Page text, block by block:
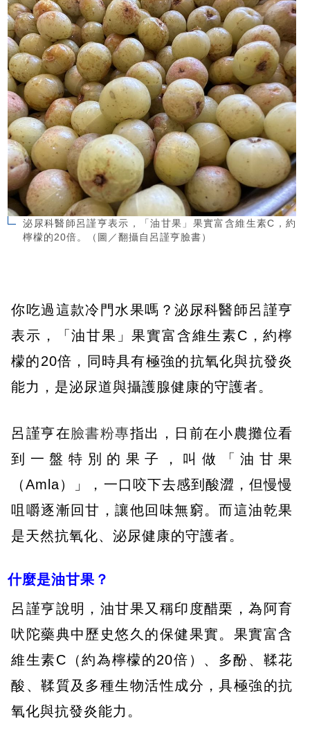
泌尿科醫師呂謹亨表示，「油甘果」果實富含維生素C，約
檸檬的20倍。（圖／翻攝自呂謹亨臉書）
你吃過這款冷門水果嗎？泌尿科醫師呂謹亨
表示，「油甘果」果實富含維生素C，約檸
檬的20倍，同時具有極強的抗氧化與抗發炎
能力，是泌尿道與攝護腺健康的守護者。
呂謹亨在臉書粉專指出，日前在小農攤位看
到一盤特別的果子，叫做「油甘果
（Amla）」，一口咬下去感到酸澀，但慢慢
咀嚼逐漸回甘，讓他回味無窮。而這油乾果
是天然抗氧化、泌尿健康的守護者。
什麼是油甘果？
呂謹亨說明，油甘果又稱印度醋栗，為阿育
吠陀藥典中歷史悠久的保健果實。果實富含
維生素C（約為檸檬的20倍）、多酚、鞣花
酸、鞣質及多種生物活性成分，具極強的抗
氧化與抗發炎能力。